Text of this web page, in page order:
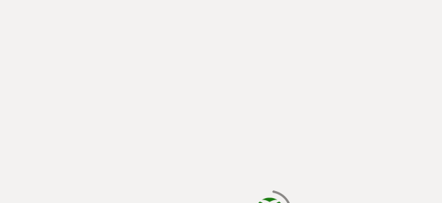
chargement en cours